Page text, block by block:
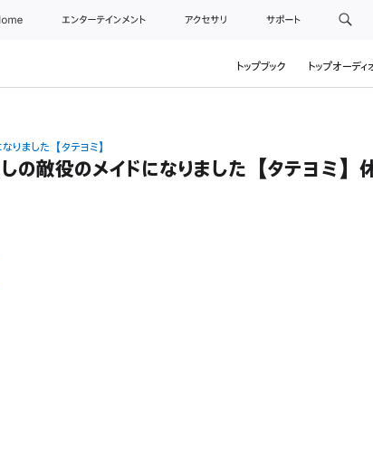
エンターテインメント アクセサリ サポート
トップブック トップオーディ
りました【タテヨミ】
の敵役のメイドになりました【タテヨミ】